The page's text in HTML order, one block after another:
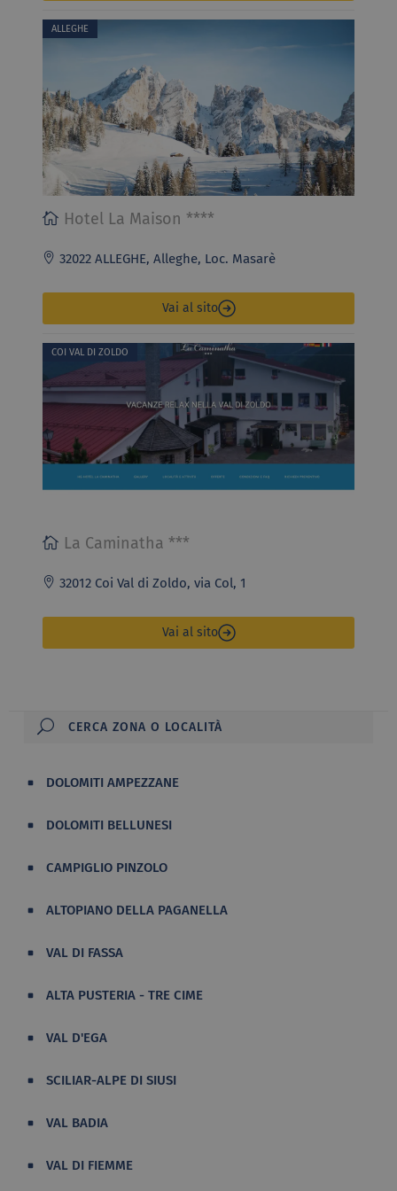
ALLEGHE
Hotel La Maison ****
32022 ALLEGHE, Alleghe, Loc. Masarè
Vai al sito
COI VAL DI ZOLDO
La Caminatha ***
32012 Coi Val di Zoldo, via Col, 1
Vai al sito
DOLOMITI AMPEZZANE
DOLOMITI BELLUNESI
CAMPIGLIO PINZOLO
ALTOPIANO DELLA PAGANELLA
VAL DI FASSA
ALTA PUSTERIA - TRE CIME
VAL D'EGA
SCILIAR-ALPE DI SIUSI
VAL BADIA
VAL DI FIEMME